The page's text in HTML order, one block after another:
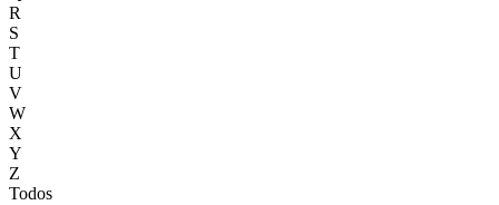
R
S
T
U
V
W
X
Y
Z
Todos